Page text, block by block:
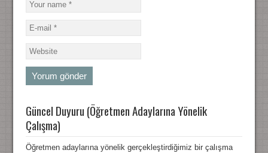
Güncel Duyuru (Öğretmen Adaylarına Yönelik
Çalışma)
Öğretmen adaylarına yönelik gerçekleştirdiğimiz bir çalışma